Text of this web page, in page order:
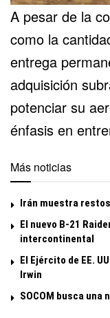
A pesar de la
como la
entrega
adquisición
potenciar su
énfasis en
Más noticias
Irán muestra restos
El nuevo B-21
intercontinental
El Ejército de EE.
Irwin
SOCOM busca